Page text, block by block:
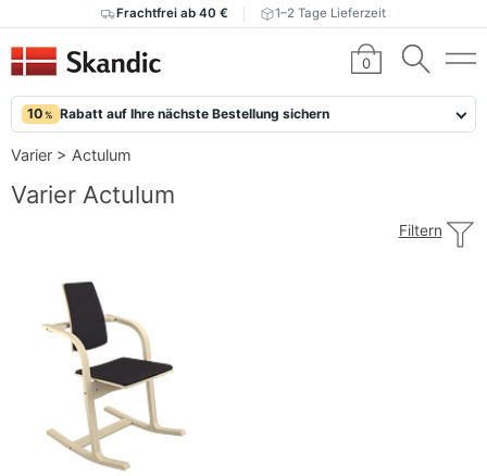
Frachtfrei ab 40 € 1–2 Tage Lieferzeit
0
10 % Rabatt auf Ihre nächste Bestellung sichern
Varier > Actulum
Varier Actulum
Filtern